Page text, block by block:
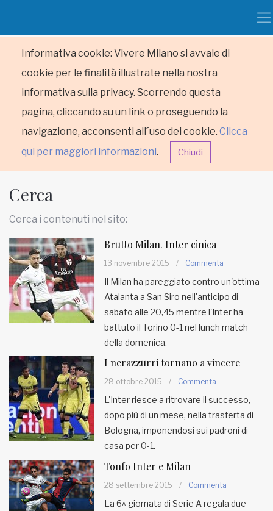
Informativa cookie: Vivere Milano si avvale di
cookie per le finalità illustrate nella nostra
informativa sulla privacy. Scorrendo questa
pagina, cliccando su un link o proseguendo la
navigazione, acconsenti all´uso dei cookie. Clicca
qui per maggiori informazioni. Chiudi
HOME
RUBRICHE
MUNICIPI
Inviateci le vostre segnalazioni
Iscriviti alla newsletter
www.viveremilano.info
Fondato e diretto da Enzo De
Bernardis
EDB edizioni - Via Brivio angolo C.
Imbonati, 89 20159 Milano (Italia)
Informativa sulla privacy
Cerca
Cerca i contenuti nel sito:
Brutto Milan. Inter cinica
13 novembre 2015 / Commenta
Il Milan ha pareggiato contro un'ottima
Atalanta a San Siro nell'anticipo di
sabato alle 20,45 mentre l'Inter ha
battuto il Torino 0-1 nel lunch match
della domenica.
I nerazzurri tornano a vincere
28 ottobre 2015 / Commenta
L'Inter riesce a ritrovare il successo,
dopo più di un mese, nella trasferta di
Bologna, imponendosi sui padroni di
casa per 0-1.
Tonfo Inter e Milan
28 settembre 2015 / Commenta
La 6^ giornata di Serie A regala due